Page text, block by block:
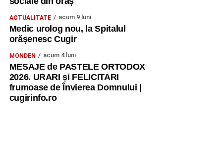
ACTUALITATE acum 9 luni
Medic urolog nou, la Spitalul
orășenesc Cugir
MONDEN acum 4 luni
MESAJE de PASTELE ORTODOX
2026. URARI și FELICITARI
frumoase de Învierea Domnului |
cugirinfo.ro